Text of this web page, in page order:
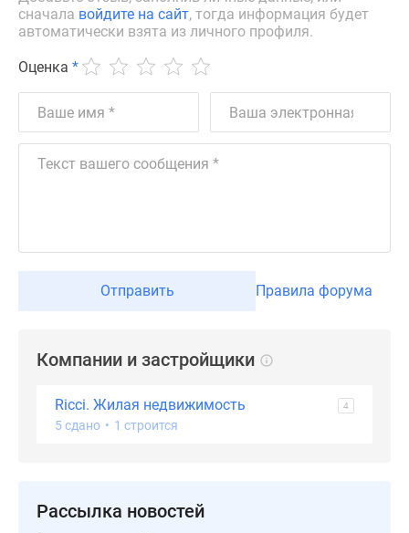
сначала войдите на сайт, тогда информация будет
автоматически взята из личного профиля.
Оценка *
Отправить Правила форума
Компании и застройщики
Ricci. Жилая недвижимость 4
5 сдано • 1 строится
Рассылка новостей